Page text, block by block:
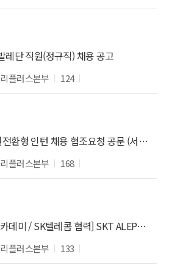
레단 직원(정규직) 채용 공고
플러스본부 124
[해커스 교육그룹] 직원전환형 인턴 채용 협조요청 공문 (서류접수 : 2026년 8월 10일(월) 24시까지)
플러스본부 168
[고용노동부 K-뉴딜 아카데미 / SK텔레콤 협력] SKT ALEPH (AI 인프라 운영·정보보안 실무)
플러스본부 133